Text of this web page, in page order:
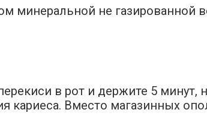
минеральной не газированной
в рот и держите 5 минут,
кариеса. Вместо магазинных